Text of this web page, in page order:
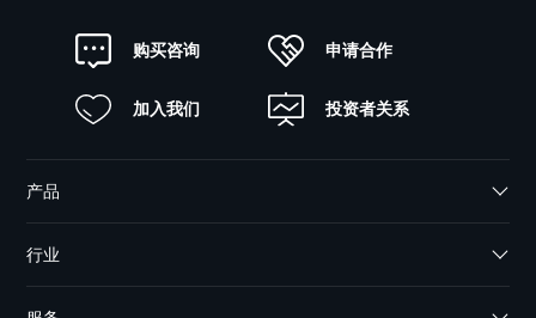
购买咨询 申请合作
加入我们 投资者关系
产品
行业